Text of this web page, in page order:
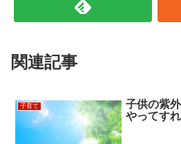
関連記事
子育て
子供の紫
やってす